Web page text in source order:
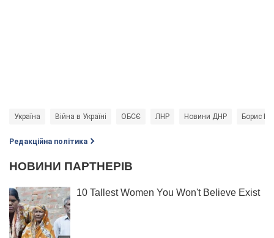
Україна Війна в Україні ОБСЄ ЛНР Новини ДНР Борис
Редакційна політика